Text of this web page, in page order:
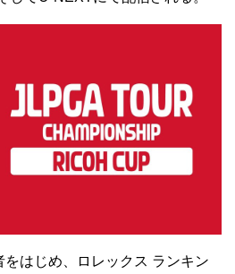
はじめ、ロレックス ランキン